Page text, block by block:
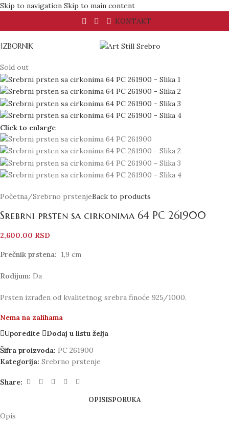
Skip to navigation Skip to main content
KONTAKT
IZBORNIK
Sold out
Click to enlarge
Početna/Srebrno prstenjeBack to products
Srebrni prsten sa cirkonima 64 PC 261900
2,600.00 RSD
Prečnik prstena: 1,9 cm
Rodijum: Da
Prsten izrađen od kvalitetnog srebra finoće 925/1000.
Nema na zalihama
Uporedite
Dodaj u listu želja
Šifra proizvoda: PC 261900
Kategorija: Srebrno prstenje
Share:
OPISISPORUKA
Opis